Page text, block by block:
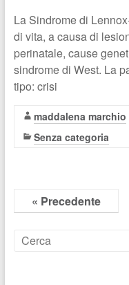
La Sindrome di
di vita, a causa di
perinatale, cause
sindrome di West. La
tipo: crisi
maddalena marchio
Senza categoria
« Precedente